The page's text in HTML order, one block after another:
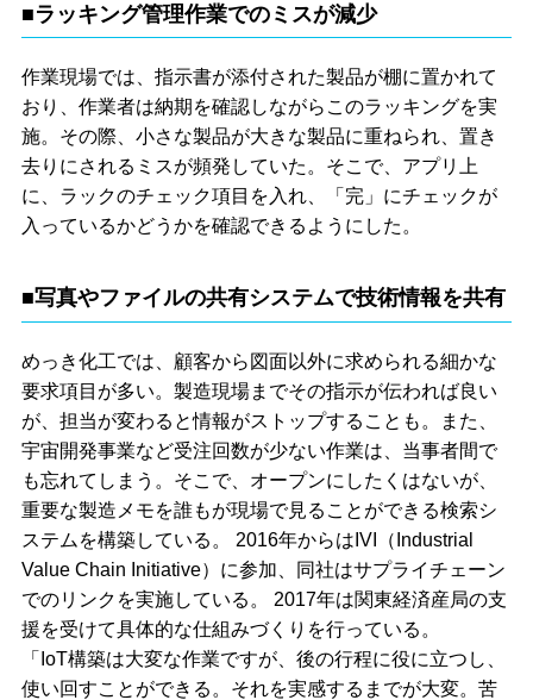
■ラッキング管理作業でのミスが減少
作業現場では、指示書が添付された製品が棚に置かれて
おり、作業者は納期を確認しながらこのラッキングを実
施。その際、小さな製品が大きな製品に重ねられ、置き
去りにされるミスが頻発していた。そこで、アプリ上
に、ラックのチェック項目を入れ、「完」にチェックが
入っているかどうかを確認できるようにした。
■写真やファイルの共有システムで技術情報を共有
めっき化工では、顧客から図面以外に求められる細かな
要求項目が多い。製造現場までその指示が伝われば良い
が、担当が変わると情報がストップすることも。また、
宇宙開発事業など受注回数が少ない作業は、当事者間で
も忘れてしまう。そこで、オープンにしたくはないが、
重要な製造メモを誰もが現場で見ることができる検索シ
ステムを構築している。 2016年からはIVI（Industrial
Value Chain Initiative）に参加、同社はサプライチェーン
でのリンクを実施している。 2017年は関東経済産局の支
援を受けて具体的な仕組みづくりを行っている。
「IoT構築は大変な作業ですが、後の行程に役に立つし、
使い回すことができる。それを実感するまでが大変。苦